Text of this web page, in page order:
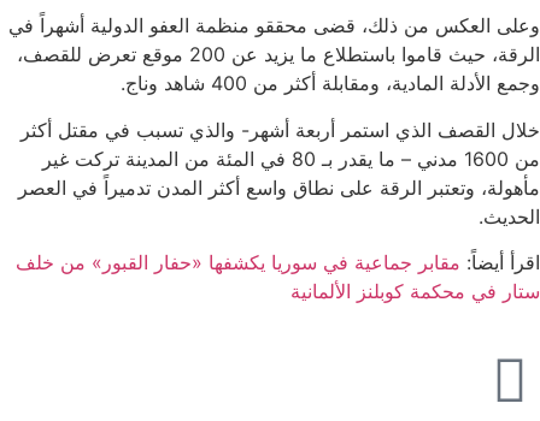
وعلى العكس من ذلك، قضى محققو منظمة العفو الدولية أشهراً في
الرقة، حيث قاموا باستطلاع ما يزيد عن 200 موقع تعرض للقصف،
وجمع الأدلة المادية، ومقابلة أكثر من 400 شاهد وناج.
خلال القصف الذي استمر أربعة أشهر- والذي تسبب في مقتل أكثر
من 1600 مدني – ما يقدر بـ 80 في المئة من المدينة تركت غير
مأهولة، وتعتبر الرقة على نطاق واسع أكثر المدن تدميراً في العصر
الحديث.
اقرأ أيضاً: مقابر جماعية في سوريا يكشفها «حفار القبور» من خلف
ستار في محكمة كوبلنز الألمانية